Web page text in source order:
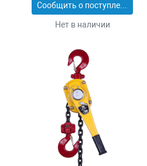
Сообщить о поступлении
Нет в наличии